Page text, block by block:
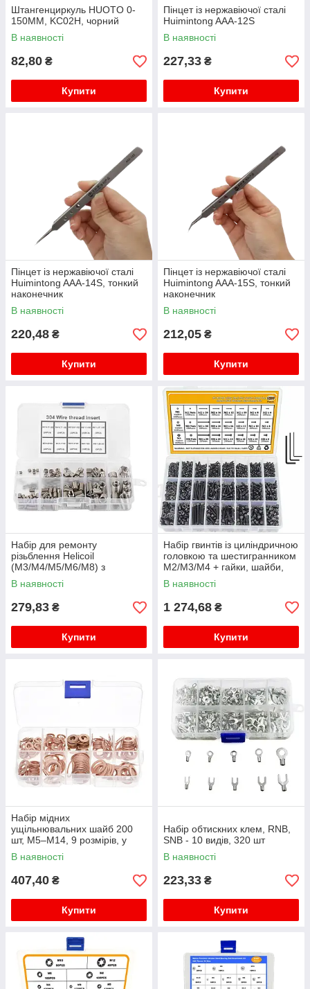
Штангенциркуль HUOTO 0-
150MM, KC02Н, чорний
В наявності
82,80 ₴
Купити
Пінцет із нержавіючої сталі
Huimintong AAA-12S
В наявності
227,33 ₴
Купити
Пінцет із нержавіючої сталі
Huimintong AAA-14S, тонкий
наконечник
В наявності
220,48 ₴
Купити
Пінцет із нержавіючої сталі
Huimintong AAA-15S, тонкий
наконечник
В наявності
212,05 ₴
Купити
Набір для ремонту
різьблення Helicoil
(M3/M4/M5/M6/M8) з
нержавіючої сталі 304 - 150
шт
В наявності
279,83 ₴
Купити
Набір гвинтів із циліндричною
головкою та шестигранником
M2/M3/M4 + гайки, шайби,
вуглецева сталь - 1200 шт
В наявності
1 274,68 ₴
Купити
Набір мідних
ущільнювальних шайб 200
шт, M5–M14, 9 розмірів, у
боксі
В наявності
407,40 ₴
Купити
Набір обтискних клем, RNB,
SNB - 10 видів, 320 шт
В наявності
223,33 ₴
Купити